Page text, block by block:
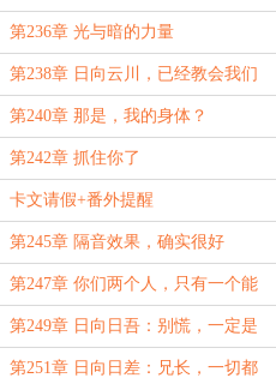
了！！
第236章 光与暗的力量
第238章 日向云川，已经教会我们
了，不是吗？
第240章 那是，我的身体？
第242章 抓住你了
卡文请假+番外提醒
第245章 隔音效果，确实很好
第247章 你们两个人，只有一个能
活
第249章 日向日吾：别慌，一定是
团藏对分家动手了
第251章 日向日差：兄长，一切都